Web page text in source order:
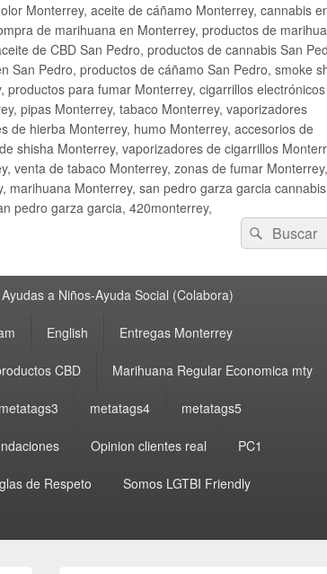
Monterrey, aceite de cáñamo Monterrey, cannabis
de marihuana en Monterrey, productos de
de CBD San Pedro, productos de cannabis San
San Pedro, productos de cáñamo San Pedro, smoke
para fumar Monterrey, cigarrillos electrónicos
pipas Monterrey, tabaco Monterrey, vaporizadores
de hierba Monterrey, humo Monterrey, accesorios de
shisha Monterrey, vaporizadores de cigarrillos
venta de tabaco Monterrey, zonas de fumar Monterrey,
Monterrey, san pedro garza garcia
pedro garza garcia, 420monterrey,
Buscar
por:
Buscar
Ayudas a Niños-Ayuda Social (Colabora)
English Entregas Monterrey
CBD Marihuana Regular Economica mty
metatags3 metatags4 metatags5
Opinion clientes real PC1
de Respeto Somos LGTBI Friendly